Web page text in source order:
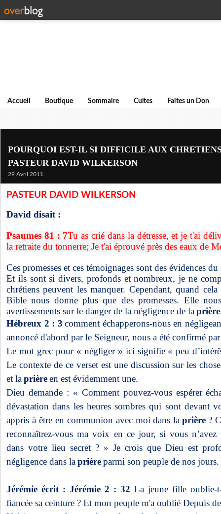
Accueil Boutique Sommaire Cultes Faites un Don
POURQUOI EST-IL SI DIFFICILE AUX
PASTEUR DAVID WILKERSON
29 Avril 2011
PASTEUR DAVID WILKERSON
David disait :
Psaumes 81 : 7Tu as crié dans la détresse, et je t'ai
la retraite du tonnerre; Je t'ai éprouvé près des eaux de
Ces promesses et ces témoignages sont des évidences
Et ils sont si divers, profonds et nombreux, je ne
chrétiens peuvent les manquer. Cependant, quand
Bible nous donne plus que des promesses. Elle
avertissements sur le danger de la négligence de laprière
Hébreux 2 : 3 comment échapperons-nous en
annoncé d'abord par le Seigneur, nous a été confirmé
Le mot grec pour « négliger » ici signifie « peu
Le contexte de ce verset est une discussion sur les
et laprièreen est évidemment une.
Dieu demande : « Comment pouvez-vous espérer
dévastation dans les heures sombres qui sont devant
appris à être en communion avec moi dans la prière ?
reconnaîtrez-vous ma voix en ce jour, si vous n’avez
dans votre lieu secret ? » Je crois que Dieu est
négligence dans laprièreparmi son peuple de nos jours.
Jérémie écrit : Jérémie 2 : 32 La jeune fille oublie-
fiancée sa ceinture ? Et mon peuple m'a oublié Depuis